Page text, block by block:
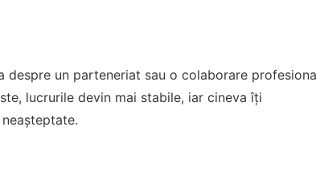
un parteneriat sau o colaborare
lucrurile devin mai stabile, iar cineva îți